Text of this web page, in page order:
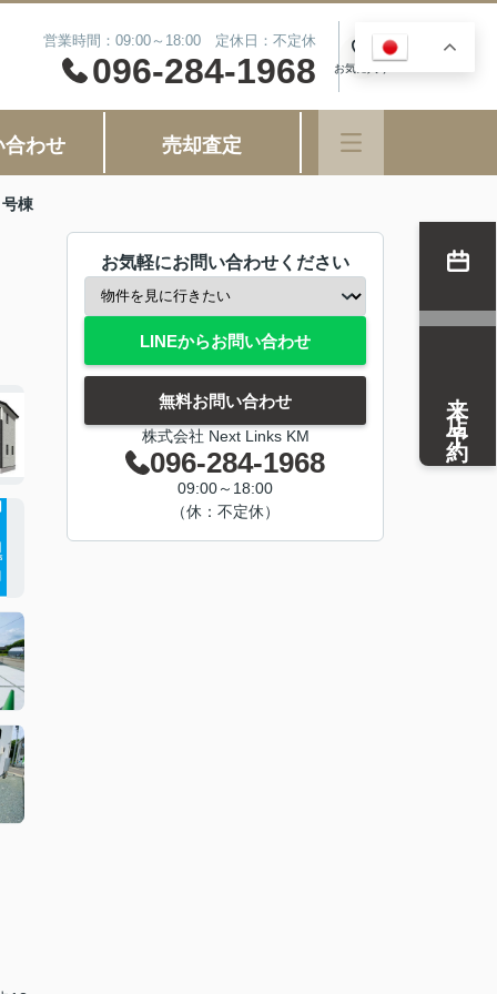
営業時間：09:00～18:00 定休日：不定休
096-284-1968 お気に入り
合わせ 売却査定
棟
お気軽にお問い合わせください
LINEからお問い合わせ
無料お問い合わせ
株式会社 Next Links KM
096-284-1968
09:00～18:00
（休：不定休）
来店予約